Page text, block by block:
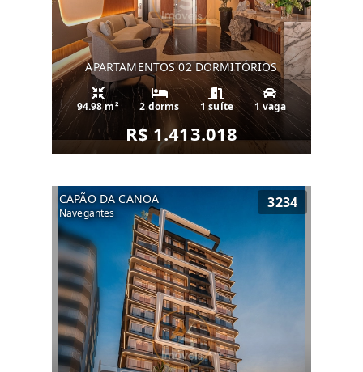
APARTAMENTOS 02 DORMITÓRIOS
94.98 m² 2 dorms 1 suíte 1 vaga
R$ 1.413.018
CAPÃO DA CANOA
Navegantes
3234